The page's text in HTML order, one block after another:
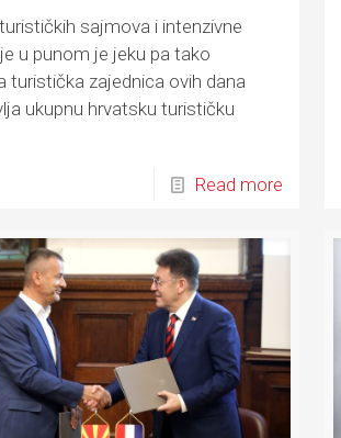
sajmova i intenzivne
u punom je jeku pa tako
turistička zajednica ovih dana
ukupnu hrvatsku turističku
Read more